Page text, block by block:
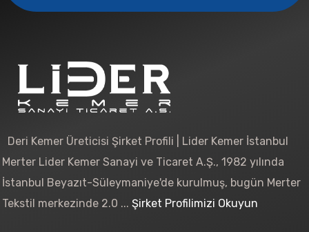
Deri Kemer Üreticisi Şirket Profili | Lider Kemer İstanbul
Merter Lider Kemer Sanayi ve Ticaret A.Ş., 1982 yılında
İstanbul Beyazıt-Süleymaniye'de kurulmuş, bugün Merter
Tekstil merkezinde 2.0 ... Şirket Profilimizi Okuyun